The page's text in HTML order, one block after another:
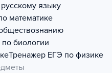
языку
математике
биологии
Тренажер ЕГЭ по физике